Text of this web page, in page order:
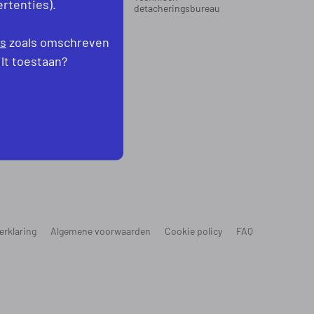
detacheringsbureau
Algemene voorwaarden Cookie policy FAQ
zoals omschreven
toestaan?